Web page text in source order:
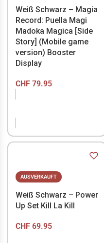
Weiß Schwarz – Magia
Record: Puella Magi
Madoka Magica [Side
Story] (Mobile game
version) Booster
Display
CHF 79.95
AUSVERKAUFT
Weiß Schwarz – Power
Up Set Kill La Kill
CHF 69.95